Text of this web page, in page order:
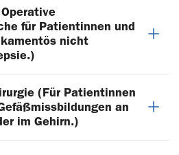
für Patientinnen und
nicht
(Für Patientinnen
an
im Gehirn.)